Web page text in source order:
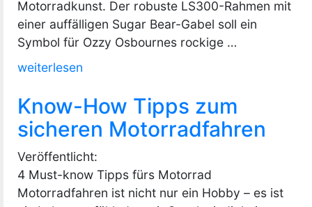
Motorradkunst. Der robuste LS300-Rahmen mit
einer auffälligen Sugar Bear-Gabel soll ein
Symbol für Ozzy Osbournes rockige …
„Der
Chopper“
weiterlesen
Know-How Tipps zum
sicheren Motorradfahren
Veröffentlicht:
4 Must-know Tipps fürs Motorrad
Motorradfahren ist nicht nur ein Hobby – es ist